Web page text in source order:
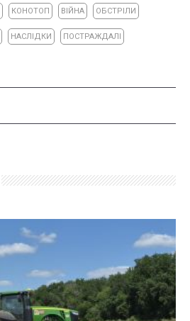
КОНОТОП ВІЙНА ОБСТРІЛИ
НАСЛІДКИ ПОСТРАЖДАЛІ